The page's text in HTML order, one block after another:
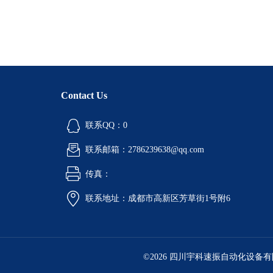
Contact Us
联系QQ：0
联系邮箱：2786239638@qq.com
传真：
联系地址：成都市高新区芳草街1号附6
©2026 四川宇科速振自动化设备